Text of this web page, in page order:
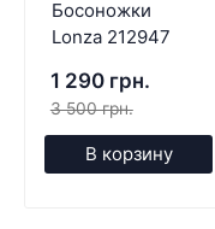
Босоножки
Lonza 212947
1 290 грн.
3 500 грн.
В корзину